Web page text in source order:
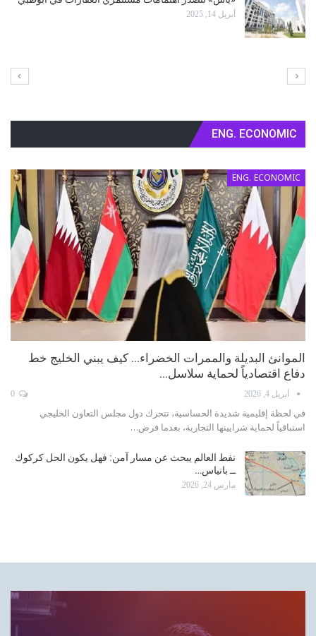
الانتخابات البلدية: أقلية فقط تريد تأجيلها
ENG. ECONOMIC
ENG. ECONOMIC
الموانئ البديلة والممرات الخضراء… كيف يبني الخليج خط
دفاع اقتصادياً لحماية سلاسل…
أبريل 4, 2026
في لحظة إقليمية شديدة الحساسية، تتحرك دول مجلس التعاون الخليجي
استباقياً لحماية شرايينها التجارية، بعدما فرض…
نفط العالم يبحث عن مسار آمن: فهل يكون الحل كركوك
ــ بانياس…
مارس 24, 2026